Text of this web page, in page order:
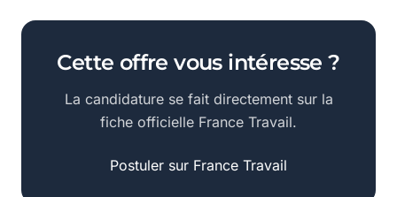
Cette offre vous intéresse ?
La candidature se fait directement sur la
fiche officielle France Travail.
Postuler sur France Travail